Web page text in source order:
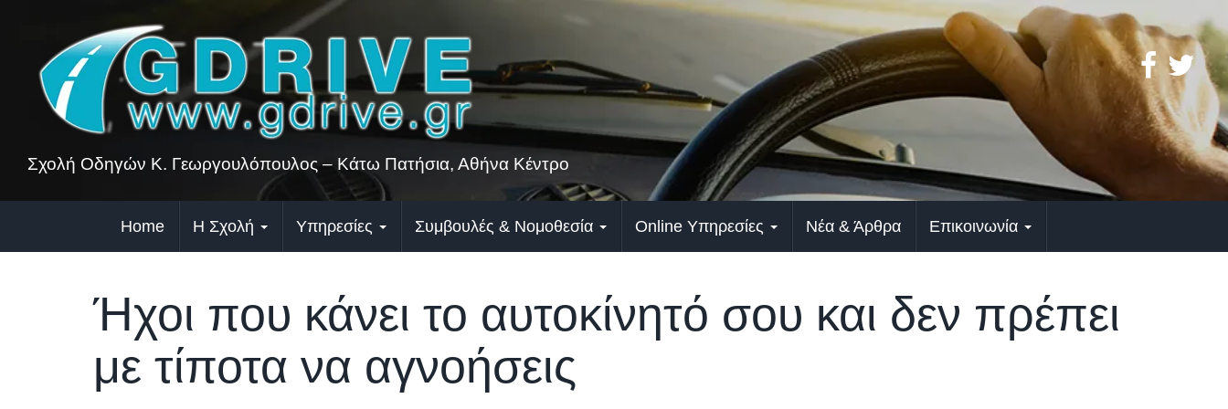
content
Σχολή Οδηγών Κ. Γεωργουλόπουλος – Κάτω Πατήσια, Αθήνα Κέντρο
Home Η Σχολή Υπηρεσίες Συμβουλές & Νομοθεσία Online Υπηρεσίες Νέα & Άρθρα Επικοινωνία
Ήχοι που κάνει το αυτοκίνητό σου και δεν πρέπει
με τίποτα να αγνοήσεις